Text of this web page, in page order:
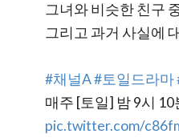
그녀와 비슷한 친구
그리고 과거 사실에
#채널A#토일드라마
매주 [토일] 밤 9시 10
pic.twitter.com/